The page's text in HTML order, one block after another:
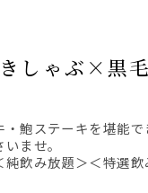
焼きしゃぶ×
鮑ステーキを堪能で
ませ。
飲み放題＞＜特選飲